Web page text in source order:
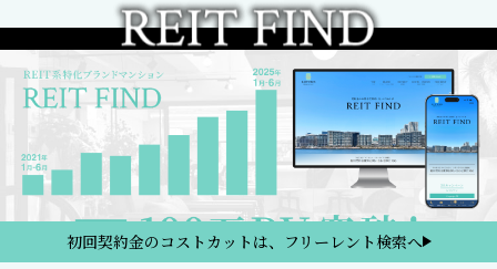
初回契約金のコストカットは、フリーレント検索へ